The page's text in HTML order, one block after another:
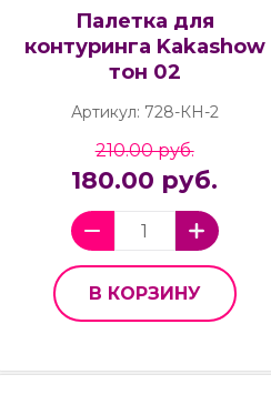
Палетка для
контуринга Kakashow
тон 02
Артикул: 728-КН-2
210.00 руб.
180.00 руб.
В КОРЗИНУ